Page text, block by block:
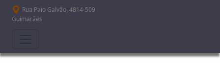
Passar para o conteúdo principal
Rua Paio Galvão, 4814-509
Guimarães